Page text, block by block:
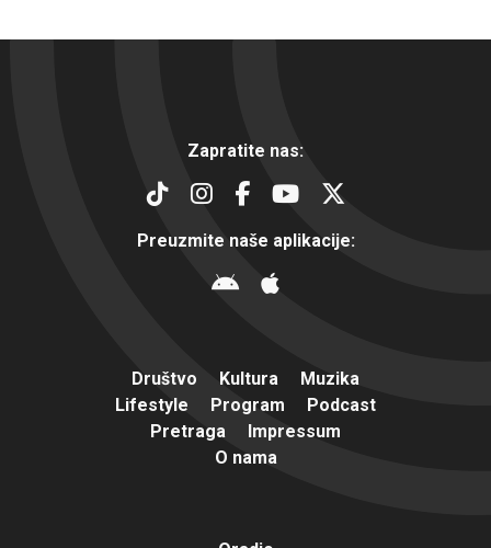
Zapratite nas:
Preuzmite naše aplikacije:
Društvo Kultura
Muzika
Lifestyle
Program
Podcast
Pretraga
Impressum
O nama